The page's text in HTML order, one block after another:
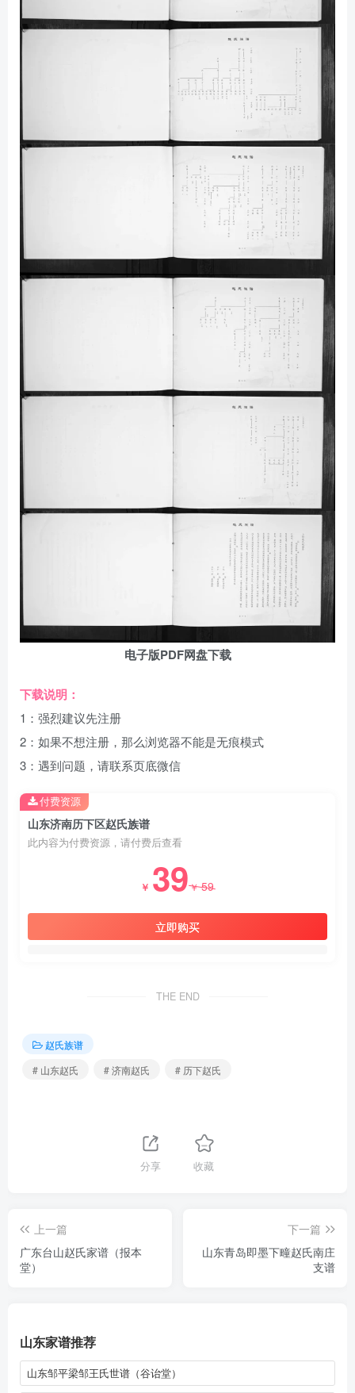
电子版PDF网盘下载
下载说明：
1：强烈建议先注册
2：如果不想注册，那么浏览器不能是无痕模式
3：遇到问题，请联系页底微信
山东济南历下区赵氏族谱
此内容为付费资源，请付费后查看
￥ 39￥59
立即购买
付费资源
THE END
赵氏族谱
# 山东赵氏
# 济南赵氏 # 历下赵氏
分享 收藏
上一篇
广东台山赵氏家谱（报本
堂）
下一篇
山东青岛即墨下疃赵氏南庄
支谱
山东家谱推荐
山东邹平梁邹王氏世谱（谷诒堂）